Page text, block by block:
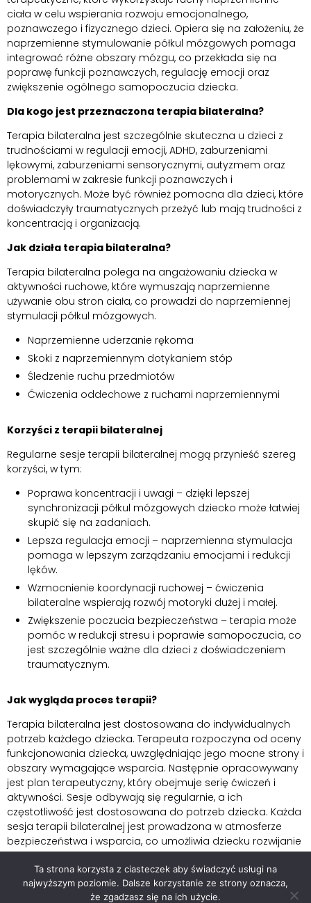
ciała w celu wspierania rozwoju emocjonalnego,
poznawczego i fizycznego dzieci. Opiera się na założeniu, że
naprzemienne stymulowanie półkul mózgowych pomaga
integrować różne obszary mózgu, co przekłada się na
poprawę funkcji poznawczych, regulację emocji oraz
zwiększenie ogólnego samopoczucia dziecka.
Dla kogo jest przeznaczona terapia bilateralna?
Terapia bilateralna jest szczególnie skuteczna u dzieci z
trudnościami w regulacji emocji, ADHD, zaburzeniami
lękowymi, zaburzeniami sensorycznymi, autyzmem oraz
problemami w zakresie funkcji poznawczych i
motorycznych. Może być również pomocna dla dzieci, które
doświadczyły traumatycznych przeżyć lub mają trudności z
koncentracją i organizacją.
Jak działa terapia bilateralna?
Terapia bilateralna polega na angażowaniu dziecka w
aktywności ruchowe, które wymuszają naprzemienne
używanie obu stron ciała, co prowadzi do naprzemiennej
stymulacji półkul mózgowych.
Naprzemienne uderzanie rękoma
Skoki z naprzemiennym dotykaniem stóp
Śledzenie ruchu przedmiotów
Ćwiczenia oddechowe z ruchami naprzemiennymi
Korzyści z terapii bilateralnej
Regularne sesje terapii bilateralnej mogą przynieść szereg
korzyści, w tym:
Poprawa koncentracji i uwagi – dzięki lepszej
synchronizacji półkul mózgowych dziecko może łatwiej
skupić się na zadaniach.
Lepsza regulacja emocji – naprzemienna stymulacja
pomaga w lepszym zarządzaniu emocjami i redukcji
lęków.
Wzmocnienie koordynacji ruchowej – ćwiczenia
bilateralne wspierają rozwój motoryki dużej i małej.
Zwiększenie poczucia bezpieczeństwa – terapia może
pomóc w redukcji stresu i poprawie samopoczucia, co
jest szczególnie ważne dla dzieci z doświadczeniem
traumatycznym.
Jak wygląda proces terapii?
Terapia bilateralna jest dostosowana do indywidualnych
potrzeb każdego dziecka. Terapeuta rozpoczyna od oceny
funkcjonowania dziecka, uwzględniając jego mocne strony i
obszary wymagające wsparcia. Następnie opracowywany
jest plan terapeutyczny, który obejmuje serię ćwiczeń i
aktywności. Sesje odbywają się regularnie, a ich
częstotliwość jest dostosowana do potrzeb dziecka. Każda
sesja terapii bilateralnej jest prowadzona w atmosferze
bezpieczeństwa i wsparcia, co umożliwia dziecku rozwijanie
nowych umiejętności w komfortowych warunkach.
Dlaczego warto skorzystać z terapii bilateralnej w
naszej poradni?
Ta strona korzysta z ciasteczek aby świadczyć usługi na
najwyższym poziomie. Dalsze korzystanie ze strony oznacza,
że zgadzasz się na ich użycie.